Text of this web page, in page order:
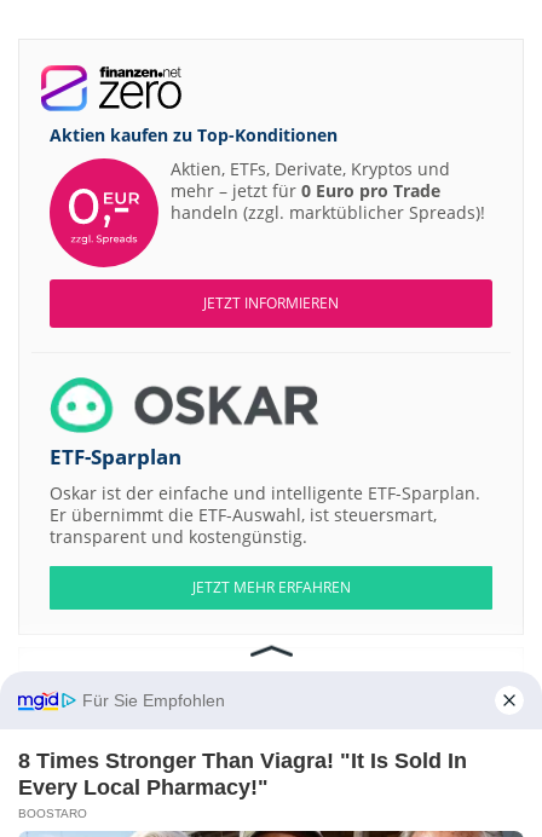
Aktien kaufen zu Top-Konditionen
Aktien, ETFs, Derivate, Kryptos und
mehr – jetzt für 0 Euro pro Trade
handeln (zzgl. marktüblicher Spreads)!
JETZT INFORMIEREN
ETF-Sparplan
Oskar ist der einfache und intelligente ETF-Sparplan.
Er übernimmt die ETF-Auswahl, ist steuersmart,
transparent und kostengünstig.
JETZT MEHR ERFAHREN
S&P 500
Weitere Aktien:
South West Pinnacle Exploration
Für Sie Empfohlen
8 Times Stronger Than Viagra! "It Is Sold In
Every Local Pharmacy!"
BOOSTARO